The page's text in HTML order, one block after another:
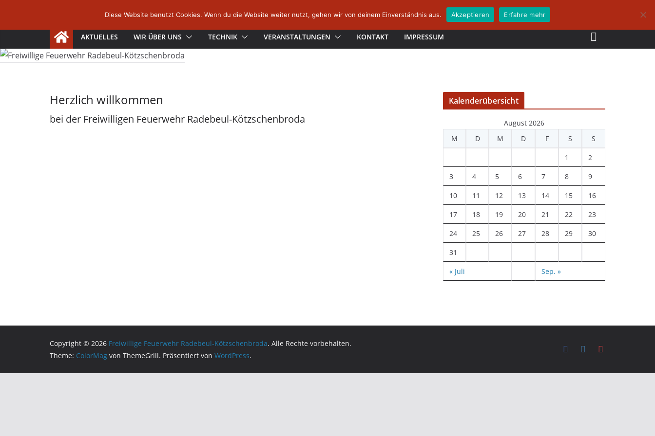
AKTUELLES WIR ÜBER UNS TECHNIK VERANSTALTUNGEN KONTAKT IMPRESSUM
Herzlich willkommen
bei der Freiwilligen Feuerwehr Radebeul-Kötzschenbroda
Kalenderübersicht
August 2026
M
D M D F S S
1 2
3 4 5 6 7 8 9
10 11 12 13 14 15 16
17 18 19 20 21 22 23
24 25 26 27 28 29 30
31
« Juli Sep. »
Copyright © 2026 Freiwillige Feuerwehr Radebeul-Kötzschenbroda. Alle Rechte vorbehalten.
Theme: ColorMag von ThemeGrill. Präsentiert von WordPress.
Diese Website benutzt Cookies. Wenn du die Website weiter nutzt, gehen wir von deinem Einverständnis aus. Akzeptieren Erfahre mehr